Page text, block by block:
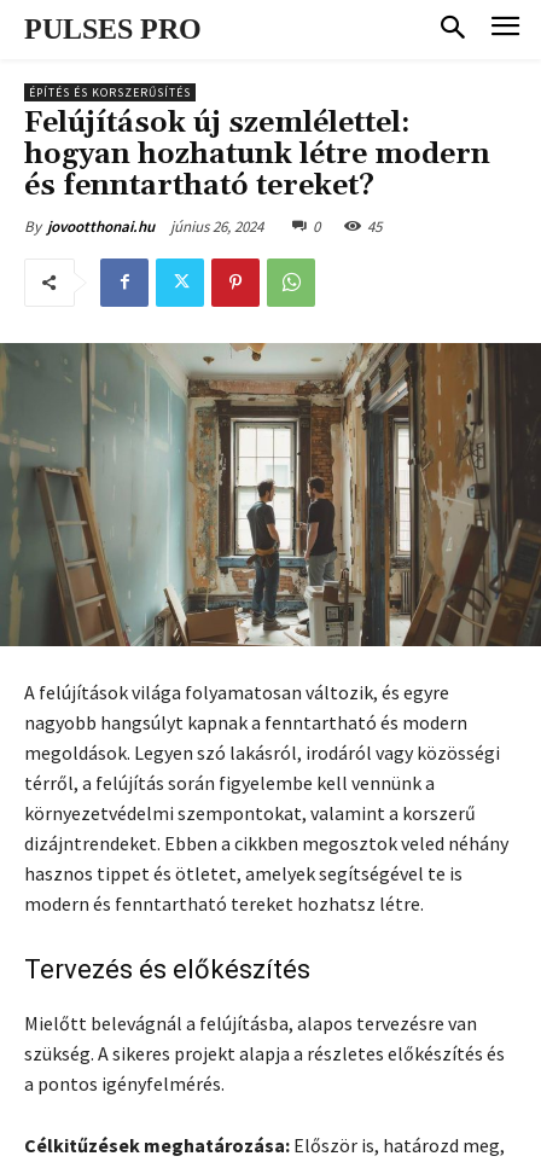
PULSES PRO
ÉPÍTÉS ÉS KORSZERŰSÍTÉS
Felújítások új szemlélettel:
hogyan hozhatunk létre modern
és fenntartható tereket?
By jovootthonai.hu június 26, 2024 0 45
A felújítások világa folyamatosan változik, és egyre
nagyobb hangsúlyt kapnak a fenntartható és modern
megoldások. Legyen szó lakásról, irodáról vagy közösségi
térről, a felújítás során figyelembe kell vennünk a
környezetvédelmi szempontokat, valamint a korszerű
dizájntrendeket. Ebben a cikkben megosztok veled néhány
hasznos tippet és ötletet, amelyek segítségével te is
modern és fenntartható tereket hozhatsz létre.
Tervezés és előkészítés
Mielőtt belevágnál a felújításba, alapos tervezésre van
szükség. A sikeres projekt alapja a részletes előkészítés és
a pontos igényfelmérés.
Célkitűzések meghatározása: Először is, határozd meg,